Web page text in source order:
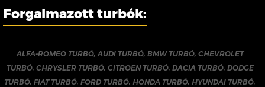
Forgalmazott turbók:
ALFA-ROMEO TURBÓ,AUDI TURBÓ, BMW TURBÓ, CHEVROLET
TURBÓ, CHRYSLER TURBÓ, CITROEN TURBÓ, DACIA TURBÓ, DODGE
TURBÓ,FIAT TURBÓ,FORD TURBÓ, HONDA TURBÓ, HYUNDAI TURBÓ,